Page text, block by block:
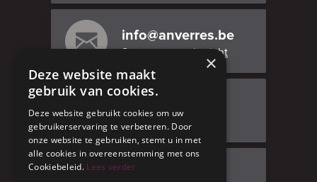
info@anverres.be
Stuur ons een bericht
Adresgegevens
Facebook
×
Deze website maakt
gebruik van cookies.
Deze website gebruikt cookies om uw
gebruikerservaring te verbeteren. Door
onze website te gebruiken, stemt u in met
alle cookies in overeenstemming met ons
Cookiebeleid. Lees verder